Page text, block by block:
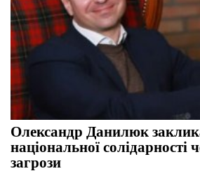
Олександр Данилюк
національної солідарності
загрози